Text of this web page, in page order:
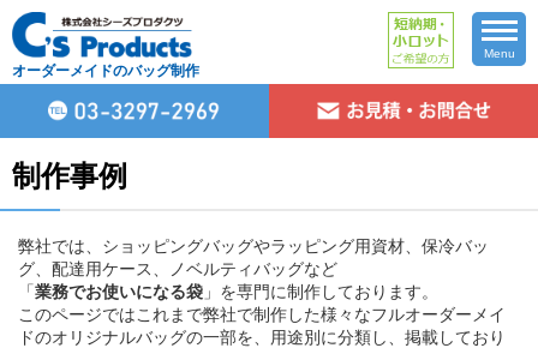
オーダーメイドのバッグ制作
Menu
制作事例
弊社では、ショッピングバッグやラッピング用資材、保冷バッ
グ、配達用ケース、ノベルティバッグなど
「業務でお使いになる袋 」を専門に制作しております。
このページではこれまで弊社で制作した様々なフルオーダーメイ
ドのオリジナルバッグの一部を、用途別に分類し、掲載しており